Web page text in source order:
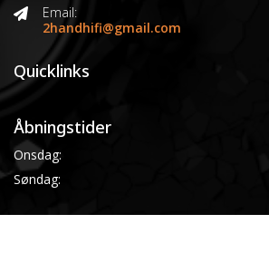
Email:
2handhifi@gmail.com
Quicklinks
Åbningstider
Onsdag:
Søndag:Copyright © 2026 - 2nd Hand Hi-Fi